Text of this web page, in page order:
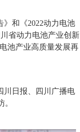
》和《2022动力电池
省动力电池产业创新
池产业高质量发展再
川日报、四川广播电